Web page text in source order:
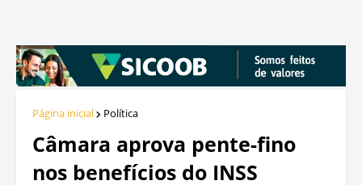
Página inicial Política
Câmara aprova pente-fino
nos benefícios do INSS